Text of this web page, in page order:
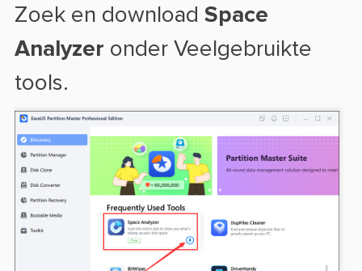
Zoek en download Space
Analyzer onder Veelgebruikte
tools.